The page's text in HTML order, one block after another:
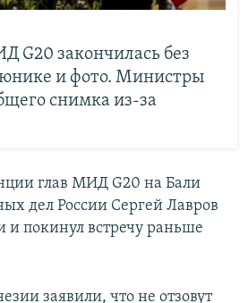
G20 закончилась без
и фото. Министры
снимка из-за
глав МИД G20 на Бали
дел России Сергей Лавров
и покинул встречу раньше
заявили, что не отзовут